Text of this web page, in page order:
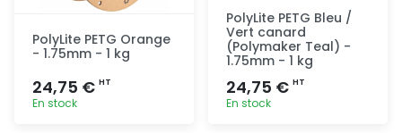
PolyLite PETG Orange
- 1.75mm - 1 kg
24,75 € HT
En stock
PolyLite PETG Bleu /
Vert canard
(Polymaker Teal) -
1.75mm - 1 kg
24,75 € HT
En stock